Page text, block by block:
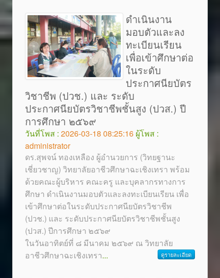
ดำเนินงาน
มอบตัวและลง
ทะเบียนเรียน
เพื่อเข้าศึกษาต่อ
ในระดับ
ประกาศนียบัตร
วิชาชีพ (ปวช.) และ ระดับ
ประกาศนียบัตรวิชาชีพชั้นสูง (ปวส.) ปี
การศึกษา ๒๕๖๙
วันที่โพส : 2026-03-18 08:25:16 ผู้โพส :
administrator
ดร.สุพจน์ ทองเหลือง ผู้อำนวยการ (วิทยฐานะ
เชี่ยวชาญ) วิทยาลัยอาชีวศึกษาฉะเชิงเทรา พร้อม
ด้วยคณะผู้บริหาร คณะครู และบุคลากรทางการ
ศึกษา ดำเนินงานมอบตัวและลงทะเบียนเรียน เพื่อ
เข้าศึกษาต่อในระดับประกาศนียบัตรวิชาชีพ
(ปวช.) และ ระดับประกาศนียบัตรวิชาชีพชั้นสูง
(ปวส.) ปีการศึกษา ๒๕๖๙
ในวันอาทิตย์ที่ ๘ มีนาคม ๒๕๖๙ ณ วิทยาลัย
อาชีวศึกษาฉะเชิงเทรา... ดูรายละเอียด